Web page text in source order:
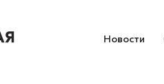
Новости